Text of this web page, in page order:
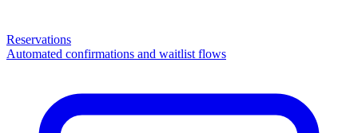
Reservations
Automated confirmations and waitlist flows